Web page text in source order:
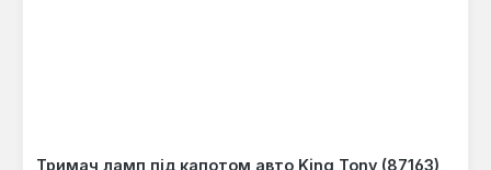
Тримач ламп під капотом авто King Tony (87163)